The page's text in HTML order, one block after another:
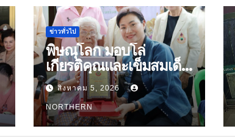
ข่าวทั่วไป
พิษณุโลก มอบโล่
เกียรติคุณและเข็มสมเด็จ
ย่า อายุ 100 ปี “นางจอม
นุ่มเนตร” ตำบลบ้านกร่าง
อำเภอเมือง
สิงหาคม 5, 2026
NORTHERN